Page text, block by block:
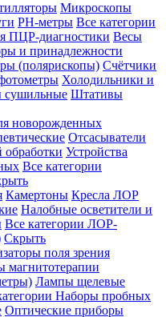
Микроскопы
PH-метры Все категории
ПЦР-диагностики Весы
и принадлежности
(полярископы) Счётчики
Холодильники и
Штативы
новорожденных
Отсасыватели
обработки Устройства
Все категории
Камертоны Кресла ЛОР
Налобные осветители и
Все категории ЛОР-
Скрыть
поля зрения
магнитотерапии
Лампы щелевые
Наборы пробных
Оптические приборы